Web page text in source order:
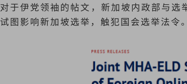
对于伊党领袖的帖文，新加坡内政部与
试图影响新加坡选举，触犯国会选举法令。